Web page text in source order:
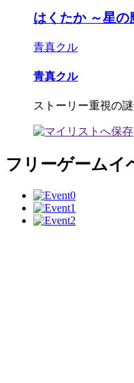
はくたか ～星の
青真クル
青真クル
ストーリー重視の
フリーゲームイ